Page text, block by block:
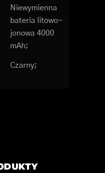
Niewymienna
bateria litowo-
jonowa 4000
mAh;
Czarny;